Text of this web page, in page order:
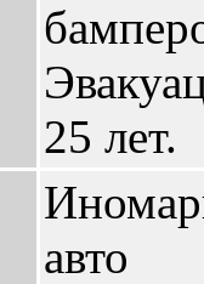
25 лет.
авто